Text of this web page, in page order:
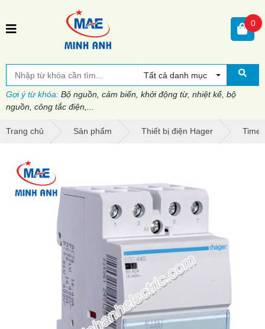
Tất cả danh mục
Gợi ý từ khóa: Bộ nguồn, cảm biến, khởi động từ, nhiệt kế, bộ
nguồn, công tắc điện,...
0
Trang chủ Sản phẩm Thiết bị điện Hager